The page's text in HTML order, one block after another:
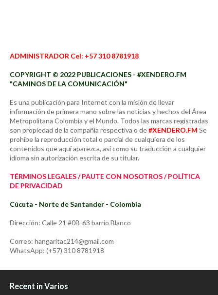
ADMINISTRADOR Cel: +57 310 8781918
COPYRIGHT © 2022 PUBLICACIONES - #XENDERO.FM
"CAMINOS DE LA COMUNICACIÓN"
Es una publicación para Internet con la misión de llevar
información de primera mano sobre las noticias y hechos del Área
Metropolitana Colombia y el Mundo. Todos las marcas registradas
son propiedad de la compañía respectiva o de#XENDERO.FM Se
prohíbe la reproducción total o parcial de cualquiera de los
contenidos que aquí aparezca, así como su traducción a cualquier
idioma sin autorización escrita de su titular.
TÉRMINOS LEGALES / PAUTE CON NOSOTROS / POLÍTICA
DE PRIVACIDAD
Cúcuta - Norte de Santander - Colombia
Dirección: Calle 21 #0B-63 barrio Blanco
Correo: hangaritac214@gmail.com
WhatsApp: (+57) 310 8781918
Recent in Varios